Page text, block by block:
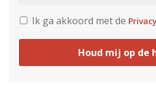
Ik ga akkoord met de
Houd mij op de